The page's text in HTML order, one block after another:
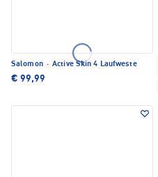
Salomon · Active Skin 4 Laufweste
€ 99,99